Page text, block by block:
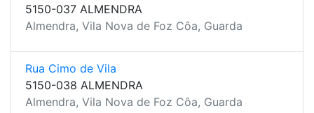
5150-037 ALMENDRA
Almendra, Vila Nova de Foz Côa, Guarda
Rua Cimo de Vila
5150-038 ALMENDRA
Almendra, Vila Nova de Foz Côa, Guarda